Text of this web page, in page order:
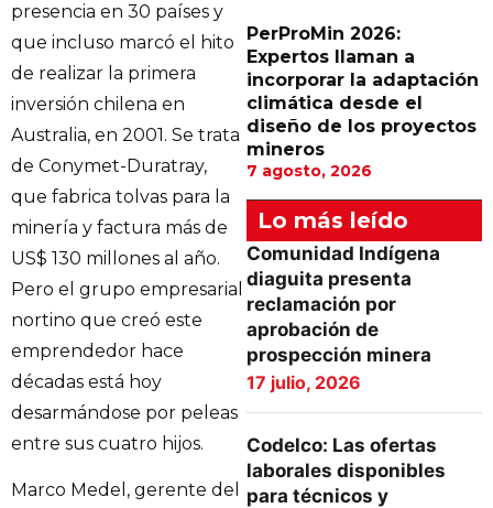
presencia en 30 países y
que incluso marcó el hito
de realizar la primera
inversión chilena en
Australia, en 2001. Se trata
de Conymet-Duratray,
que fabrica tolvas para la
minería y factura más de
US$ 130 millones al año.
Pero el grupo empresarial
nortino que creó este
emprendedor hace
décadas está hoy
desarmándose por peleas
entre sus cuatro hijos.
Marco Medel, gerente del
PerProMin 2026:
Expertos llaman a
incorporar la adaptación
climática desde el
diseño de los proyectos
mineros
7 agosto, 2026
Lo más leído
Comunidad Indígena
diaguita presenta
reclamación por
aprobación de
prospección minera
17 julio, 2026
Codelco: Las ofertas
laborales disponibles
para técnicos y